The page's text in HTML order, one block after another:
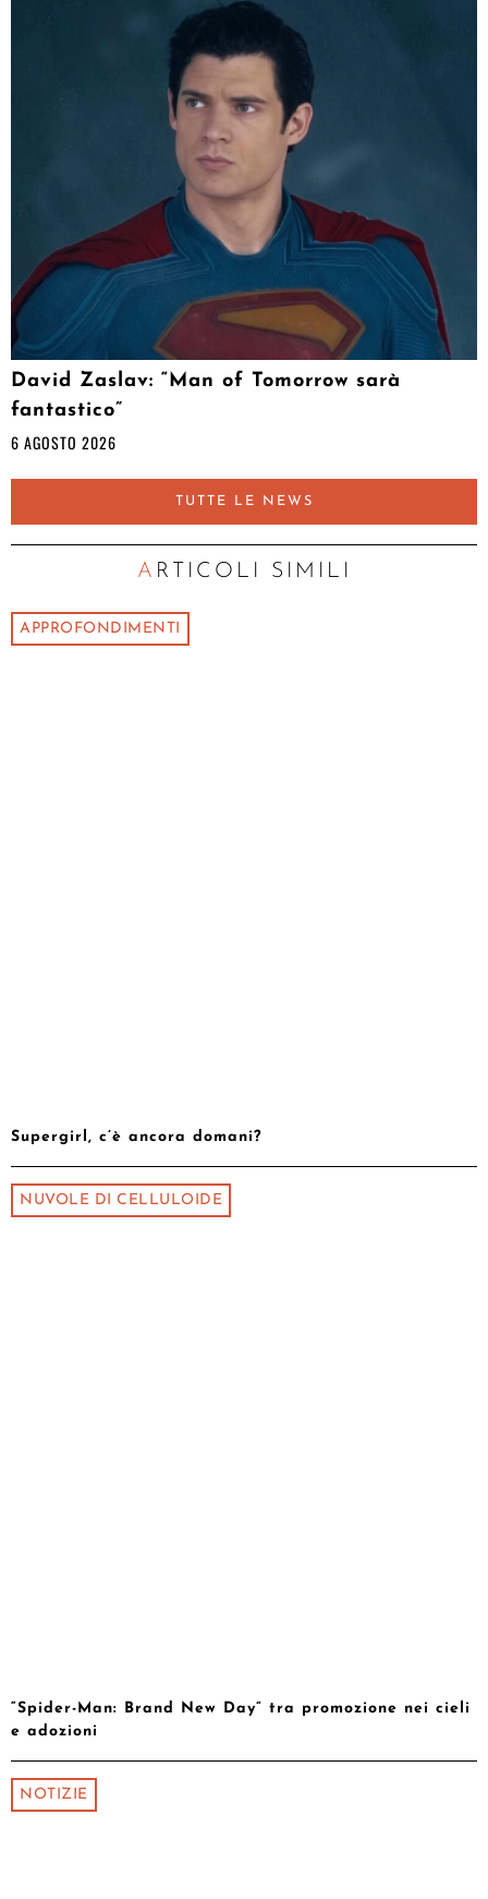
David Zaslav: “Man of Tomorrow sarà
fantastico”
6 AGOSTO 2026
TUTTE LE NEWS
ARTICOLI SIMILI
APPROFONDIMENTI
Supergirl, c’è ancora domani?
NUVOLE DI CELLULOIDE
“Spider-Man: Brand New Day” tra promozione nei cieli
e adozioni
NOTIZIE